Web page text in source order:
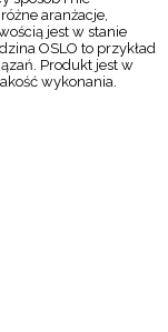
aranżacje,
jest w stanie
OSLO to przykład
Produkt jest w
wykonania.